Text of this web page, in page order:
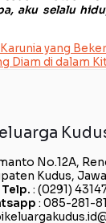
aku selalu
yang
Diam di dalam
No.12A,
Kudus,
Telp. : (0291)
: 085-281-